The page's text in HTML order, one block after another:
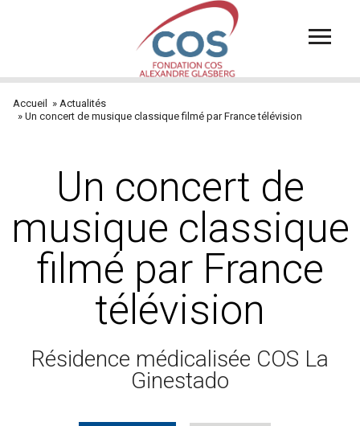
principal
Fil
Accueil
Actualités
Un concert de musique classique filmé par France télévision
Un concert de
musique classique
filmé par France
télévision
Résidence médicalisée COS La
Ginestado